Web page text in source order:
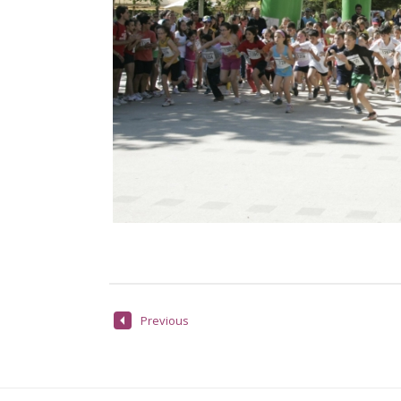
Previous